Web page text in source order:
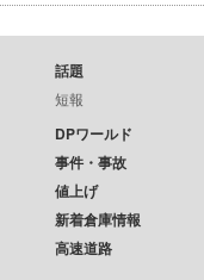
話題
短報
DPワールド
事件・事故
値上げ
新着倉庫情報
高速道路